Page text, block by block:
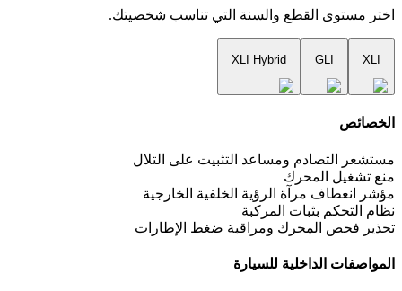
اختر مستوى القطع والسنة التي تناسب شخصيتك.
XLI
GLI
XLI Hybrid
الخصائص
مستشعر التصادم ومساعد التثبيت على التلال
منع تشغيل المحرك
مؤشر انعطاف مرآة الرؤية الخلفية الخارجية
نظام التحكم بثبات المركبة
تحذير فحص المحرك ومراقبة ضغط الإطارات
المواصفات الداخلية للسيارة